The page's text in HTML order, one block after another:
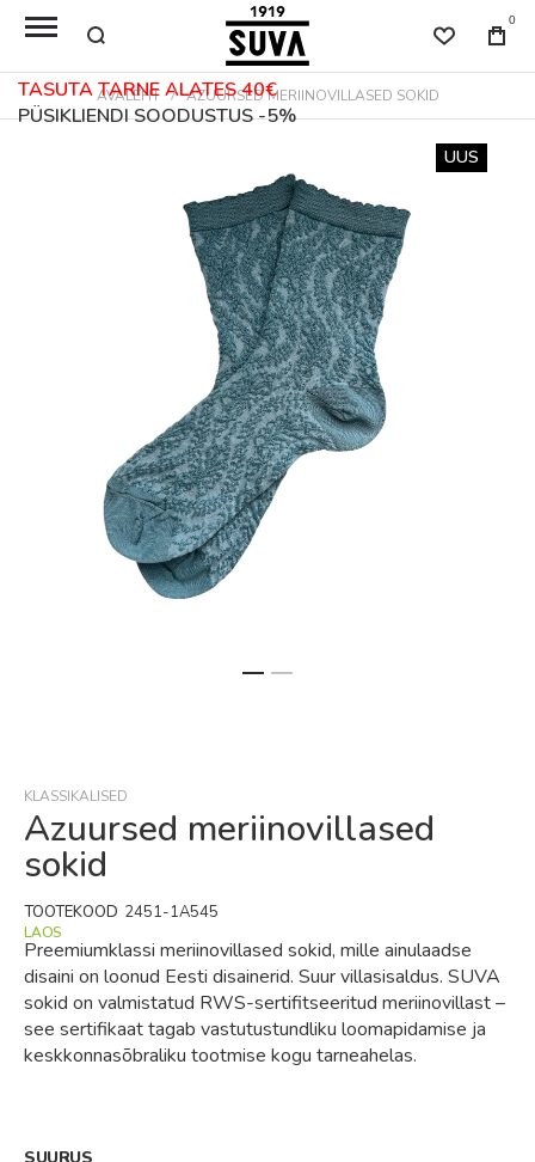
TASUTA TARNE ALATES 40€
PÜSIKLIENDI SOODUSTUS -5%
0
AVALEHT AZUURSED MERIINOVILLASED SOKID
of
the
images
UUS
KLASSIKALISED
Azuursed meriinovillased
sokid
Preemiumklassi meriinovillased sokid, mille ainulaadse
disaini on loonud Eesti disainerid. Suur villasisaldus. SUVA
sokid on valmistatud RWS-sertifitseeritud meriinovillast –
see sertifikaat tagab vastutustundliku loomapidamise ja
keskkonnasõbraliku tootmise kogu tarneahelas.
LAOS
TOOTEKOOD 2451-1A545